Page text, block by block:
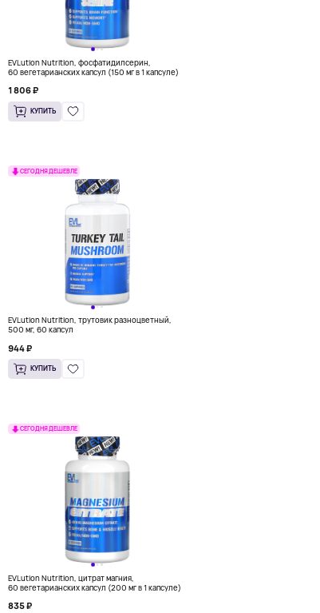
EVLution Nutrition, фосфатидилсерин,
60 вегетарианских капсул (150 мг в 1 капсуле)
1 806 ₽
КУПИТЬ
СЕГОДНЯ ДЕШЕВЛЕ
EVLution Nutrition, трутовик разноцветный,
500 мг, 60 капсул
944 ₽
КУПИТЬ
СЕГОДНЯ ДЕШЕВЛЕ
EVLution Nutrition, цитрат магния,
60 вегетарианских капсул (200 мг в 1 капсуле)
835 ₽